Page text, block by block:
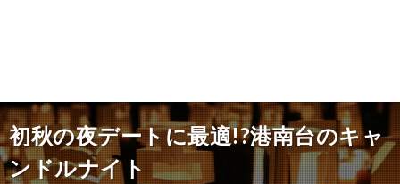
初秋の夜デートに最適!?港南台のキャ
ンドルナイト